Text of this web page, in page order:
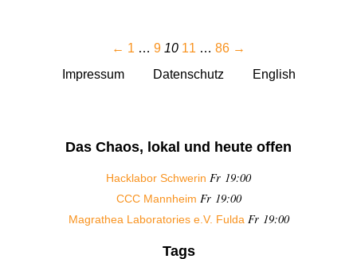
← 1 … 9 10 11 … 86 →
Impressum
Datenschutz English
Das Chaos, lokal und heute offen
Hacklabor Schwerin Fr 19:00
CCC Mannheim Fr 19:00
Magrathea Laboratories e.V. Fulda Fr 19:00
Tags